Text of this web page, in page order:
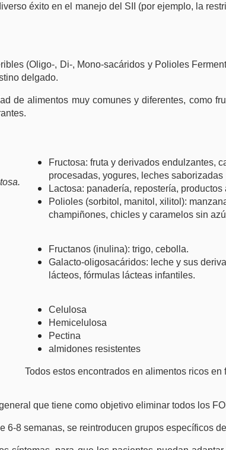
éxito en el manejo del SII (por ejemplo, la
(Oligo-, Di-, Mono-sacáridos y Polioles
delgado.
de alimentos muy comunes y diferentes, como
Fructosa: fruta y derivados endulzantes,
procesadas, yogures, leches saborizadas
Lactosa: panadería, repostería, productos
Polioles (sorbitol, manitol, xilitol):
champiñones, chicles y caramelos sin
Fructanos (inulina): trigo, cebolla.
Galacto-oligosacáridos: leche y sus
lácteos, fórmulas lácteas infantiles.
Celulosa
Hemicelulosa
Pectina
almidones resistentes
Todos estos encontrados en alimentos ricos en
que tiene como objetivo eliminar todos los
6-8 semanas, se reintroducen grupos específicos